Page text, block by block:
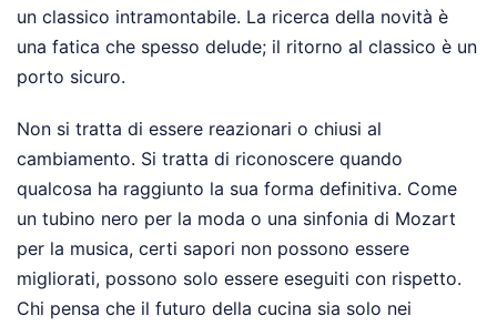
un classico intramontabile. La ricerca della novità è
una fatica che spesso delude; il ritorno al classico è un
porto sicuro.
Non si tratta di essere reazionari o chiusi al
cambiamento. Si tratta di riconoscere quando
qualcosa ha raggiunto la sua forma definitiva. Come
un tubino nero per la moda o una sinfonia di Mozart
per la musica, certi sapori non possono essere
migliorati, possono solo essere eseguiti con rispetto.
Chi pensa che il futuro della cucina sia solo nei